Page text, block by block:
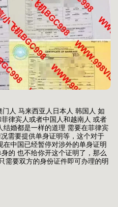
人 马来西亚人日本人 韩国人 如
律宾人或者中国人和越南人 或者
婚都是一样的道理 需要在菲律宾
需要提供单身证明等，这个对于
中国已经暂停对涉外的单身证明
的 也不给你开这个证明了，那么
需要双方的身份证件即可办理的明